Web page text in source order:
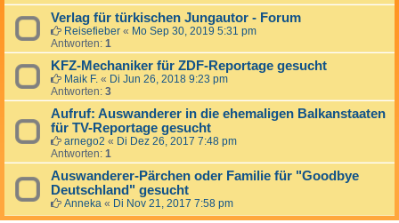
Verlag für türkischen Jungautor - Forum
Reisefieber « Mo Sep 30, 2019 5:31 pm
Antworten: 1
KFZ-Mechaniker für ZDF-Reportage gesucht
Maik F. « Di Jun 26, 2018 9:23 pm
Antworten: 3
Aufruf: Auswanderer in die ehemaligen Balkanstaaten
für TV-Reportage gesucht
arnego2 « Di Dez 26, 2017 7:48 pm
Antworten: 1
Auswanderer-Pärchen oder Familie für "Goodbye
Deutschland" gesucht
Anneka « Di Nov 21, 2017 7:58 pm